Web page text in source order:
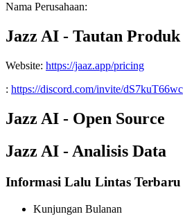
Nama Perusahaan:
Jazz AI - Tautan Produk
Website: https://jaaz.app/pricing
: https://discord.com/invite/dS7kuT66wc
Jazz AI - Open Source
Jazz AI - Analisis Data
Informasi Lalu Lintas Terbaru
Kunjungan Bulanan